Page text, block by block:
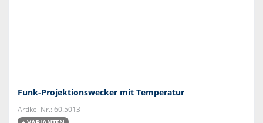
Funk-Projektionswecker mit Temperatur
Artikel Nr.: 60.5013